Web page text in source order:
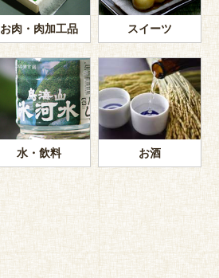
お肉・肉加工品 スイーツ
水・飲料 お酒